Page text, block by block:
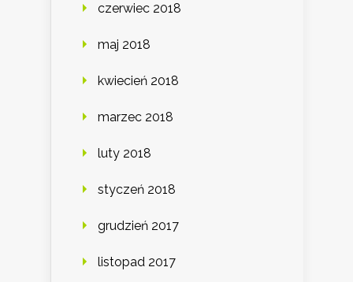
czerwiec 2018
maj 2018
kwiecień 2018
marzec 2018
luty 2018
styczeń 2018
grudzień 2017
listopad 2017